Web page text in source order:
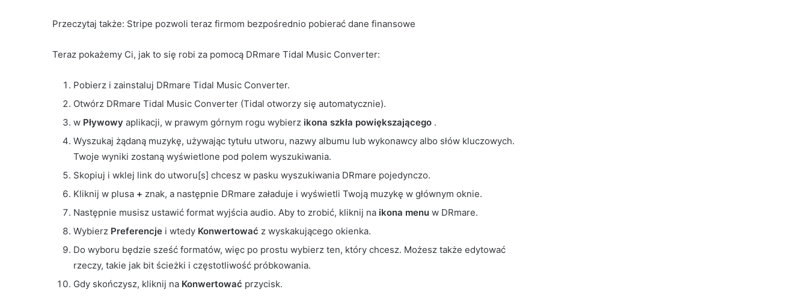
Przeczytaj także: Stripe pozwoli teraz firmom bezpośrednio pobierać dane finansowe
Teraz pokażemy Ci, jak to się robi za pomocą DRmare Tidal Music Converter:
Pobierz i zainstaluj DRmare Tidal Music Converter.
Otwórz DRmare Tidal Music Converter (Tidal otworzy się automatycznie).
w Pływowy aplikacji, w prawym górnym rogu wybierz ikona szkła powiększającego .
Wyszukaj żądaną muzykę, używając tytułu utworu, nazwy albumu lub wykonawcy albo słów kluczowych.
Twoje wyniki zostaną wyświetlone pod polem wyszukiwania.
Skopiuj i wklej link do utworu[s] chcesz w pasku wyszukiwania DRmare pojedynczo.
Kliknij w plusa + znak, a następnie DRmare załaduje i wyświetli Twoją muzykę w głównym oknie.
Następnie musisz ustawić format wyjścia audio. Aby to zrobić, kliknij na ikona menu w DRmare.
Wybierz Preferencje i wtedy Konwertować z wyskakującego okienka.
Do wyboru będzie sześć formatów, więc po prostu wybierz ten, który chcesz. Możesz także edytować
rzeczy, takie jak bit ścieżki i częstotliwość próbkowania.
Gdy skończysz, kliknij na Konwertować przycisk.